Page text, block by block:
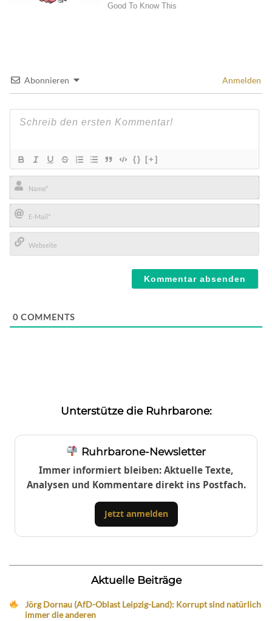
Abonnieren Anmelden
{} [+]
Name*
E-
Mail*
0 COMMENTS
Unterstütze die Ruhrbarone:
Ruhrbarone-Newsletter
Immer informiert bleiben: Aktuelle Texte,
Analysen und Kommentare direkt ins Postfach.
Jetzt anmelden
Aktuelle Beiträge
Jörg Dornau (AfD-Oblast Leipzig-Land): Korrupt sind natürlich
immer die anderen